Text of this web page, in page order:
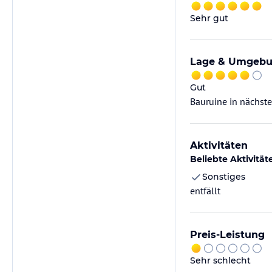
Sehr gut
Lage &
Gut
Bauruine in
Aktivitäten
Beliebte
Sonstiges
entfällt
Preis-Leistung
Sehr schlecht